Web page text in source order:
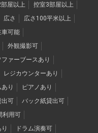
屋以上
控室3部屋以上
広さ
広さ100平米以上
車可能
外観撮影可
ファーブースあり
レジカウンターあり
あり
ピアノあり
出可
バック紙貸出可
利用可
ドラム演奏可